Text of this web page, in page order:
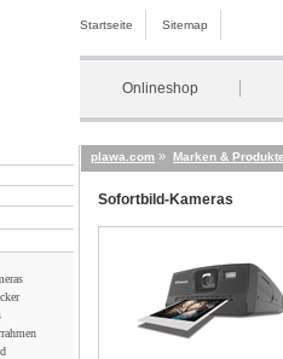
Startseite Sitemap
Onlineshop
plawa.com » Marken & Produkte
Sofortbild-Kameras